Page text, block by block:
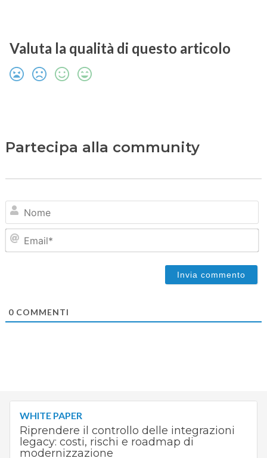
Valuta la qualità di questo articolo
Partecipa alla community
0COMMENTI
WHITE PAPER
Riprendere il controllo delle integrazioni
legacy: costi, rischi e roadmap di
modernizzazione